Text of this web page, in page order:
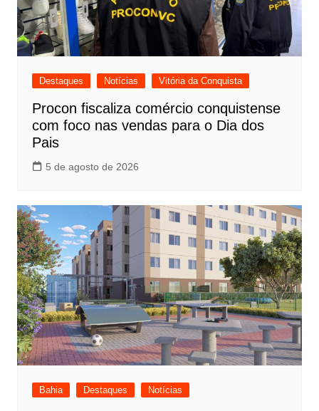
Destaques Notícias Vitória da Conquista
Procon fiscaliza comércio conquistense
com foco nas vendas para o Dia dos
Pais
5 de agosto de 2026
Bahia Destaques Notícias